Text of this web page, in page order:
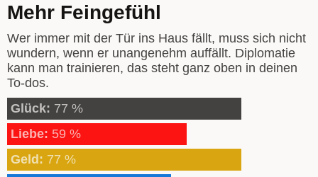
Mehr Feingefühl
Wer immer mit der Tür ins Haus fällt, muss sich nicht
wundern, wenn er unangenehm auffällt. Diplomatie
kann man trainieren, das steht ganz oben in deinen
To-dos.
Glück: 77 %
Liebe: 59 %
Geld: 77 %